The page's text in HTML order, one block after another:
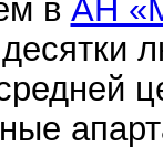
в АН